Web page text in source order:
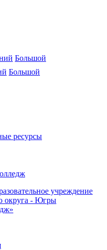
Большой
Большой
ресурсы
учреждение
округа - Югры